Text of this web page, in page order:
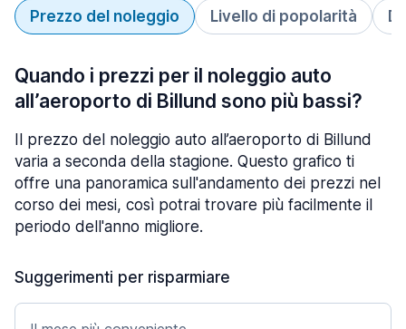
Prezzo del noleggio Livello di popolarità
Quando i prezzi per il noleggio auto
all’aeroporto di Billund sono più bassi?
Il prezzo del noleggio auto all’aeroporto di Billund
varia a seconda della stagione. Questo grafico ti
offre una panoramica sull'andamento dei prezzi nel
corso dei mesi, così potrai trovare più facilmente il
periodo dell'anno migliore.
Suggerimenti per risparmiare